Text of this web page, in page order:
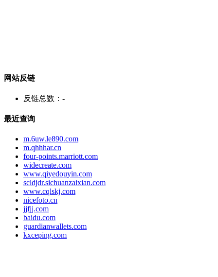
网站反链
反链总数： -
最近查询
m.6uw.le890.com
m.qhhhar.cn
four-points.marriott.com
widecreate.com
www.qiyedouyin.com
scldjdr.sichuanzaixian.com
www.cqlskj.com
nicefoto.cn
jjfjj.com
baidu.com
guardianwallets.com
kxceping.com